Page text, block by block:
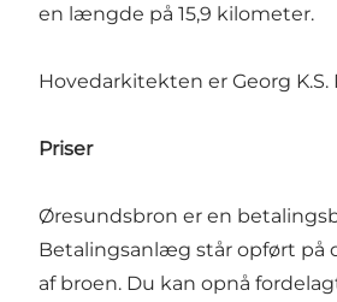
en længde på 15,9 kilometer.
Hovedarkitekten er Georg K.S.
Priser
Øresundsbron er en
Betalingsanlæg står opført på
af broen. Du kan opnå